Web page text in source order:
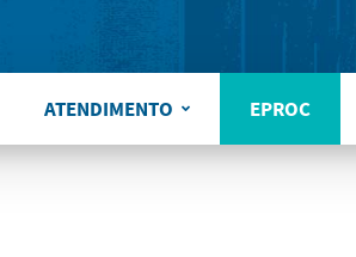
ATENDIMENTO EPROC